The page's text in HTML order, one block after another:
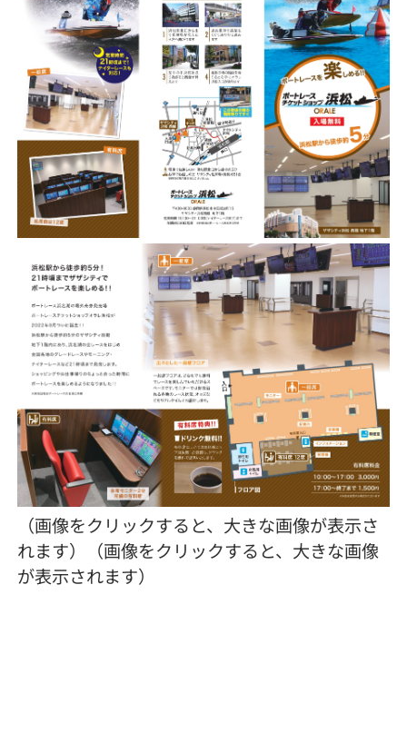
（画像をクリックすると、大きな画像が表示さ
れます）（画像をクリックすると、大きな画像
が表示されます）